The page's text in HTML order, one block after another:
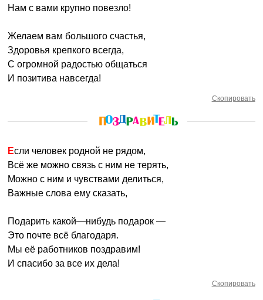
Нам с вами крупно повезло!
Желаем вам большого счастья,
Здоровья крепкого всегда,
С огромной радостью общаться
И позитива навсегда!
Скопировать
Если человек родной не рядом,
Всё же можно связь с ним не терять,
Можно с ним и чувствами делиться,
Важные слова ему сказать,
Подарить какой—нибудь подарок —
Это почте всё благодаря.
Мы её работников поздравим!
И спасибо за все их дела!
Скопировать